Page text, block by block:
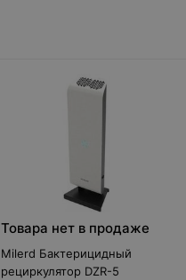
Товара нет в продаже
Milerd Бактерицидный
рециркулятор DZR-5